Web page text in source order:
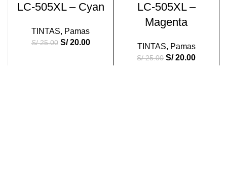
LC-505XL – Cyan
TINTAS, Pamas
S/25.00 S/20.00
LC-505XL –
Magenta
TINTAS, Pamas
S/25.00 S/20.00